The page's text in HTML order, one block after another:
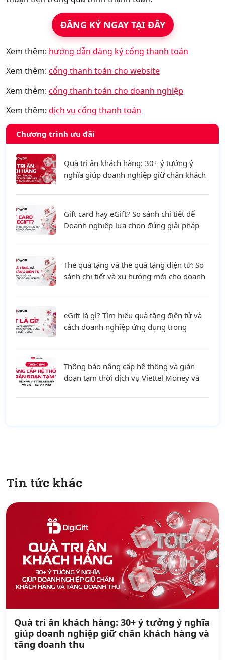
ĐĂNG KÝ NGAY TẠI ĐÂY
Xem thêm: hướng dẫn đăng ký cổng thanh toán
Xem thêm: cổng thanh toán cho website
Xem thêm: cổng thanh toán cho doanh nghiệp
Xem thêm: dịch vụ cổng thanh toán
Chương trình ưu đãi
Quà tri ân khách hàng: 30+ ý tưởng ý
nghĩa giúp doanh nghiệp giữ chân khách
Gift card hay eGift? So sánh chi tiết để
Doanh nghiệp lựa chọn đúng giải pháp
Thẻ quà tặng và thẻ quà tặng điện tử: So
sánh chi tiết và xu hướng mới cho doanh
eGift là gì? Tìm hiểu quà tặng điện tử và
cách doanh nghiệp ứng dụng trong
Thông báo nâng cấp hệ thống và gián
đoạn tạm thời dịch vụ Viettel Money và
Tin tức khác
Quà tri ân khách hàng: 30+ ý tưởng ý nghĩa
giúp doanh nghiệp giữ chân khách hàng và
tăng doanh thu